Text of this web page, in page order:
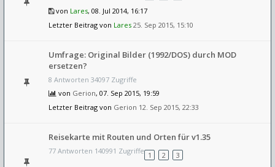
von Lares, 08. Jul 2014, 16:17
Letzter Beitrag von Lares 25. Sep 2015, 15:10
Umfrage: Original Bilder (1992/DOS) durch MOD
ersetzen?
8 Antworten 34097 Zugriffe
von Gerion, 07. Sep 2015, 19:59
Letzter Beitrag von Gerion 12. Sep 2015, 22:33
Reisekarte mit Routen und Orten für v1.35
77 Antworten 140991 Zugriffe 1 2
3